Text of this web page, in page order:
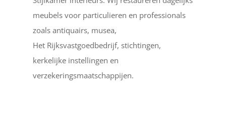
meubels voor particulieren en professionals
zoals antiquairs, musea,
Het Rijksvastgoedbedrijf, stichtingen,
kerkelijke instellingen en
verzekeringsmaatschappijen.